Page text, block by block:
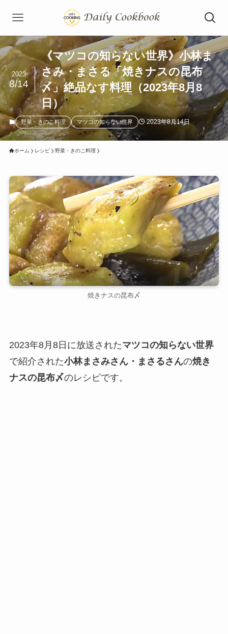
《マツコの知らない世界》小林ま
さみ・まさる「焼きナスの昆布
〆」絶品なす料理（2023年8月8
日）
2023
8/14
野菜・きのこ料理 マツコの知らない世界 2023年8月14日
ホーム レシピ 野菜・きのこ料理
焼きナスの昆布〆
2023年8月8日に放送されたマツコの知らない世界
で紹介された小林まさみさん・まさるさんの焼き
ナスの昆布〆のレシピです。